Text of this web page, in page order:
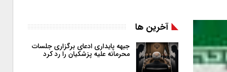
آخرین ها
جبهه پایداری ادعای برگزاری جلسات
محرمانه علیه پزشکیان را رد کرد